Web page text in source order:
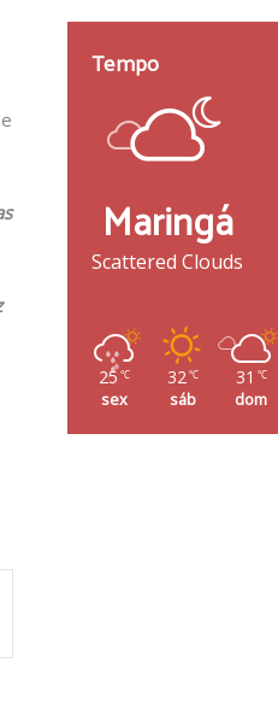
Tempo
Maringá
Scattered Clouds
25 ℃
sex
32 ℃
sáb
31 ℃
dom